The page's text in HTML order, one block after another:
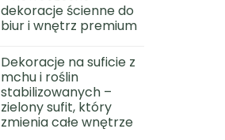
dekoracje ścienne do
biur i wnętrz premium
Dekoracje na suficie z
mchu i roślin
stabilizowanych –
zielony sufit, który
zmienia całe wnętrze